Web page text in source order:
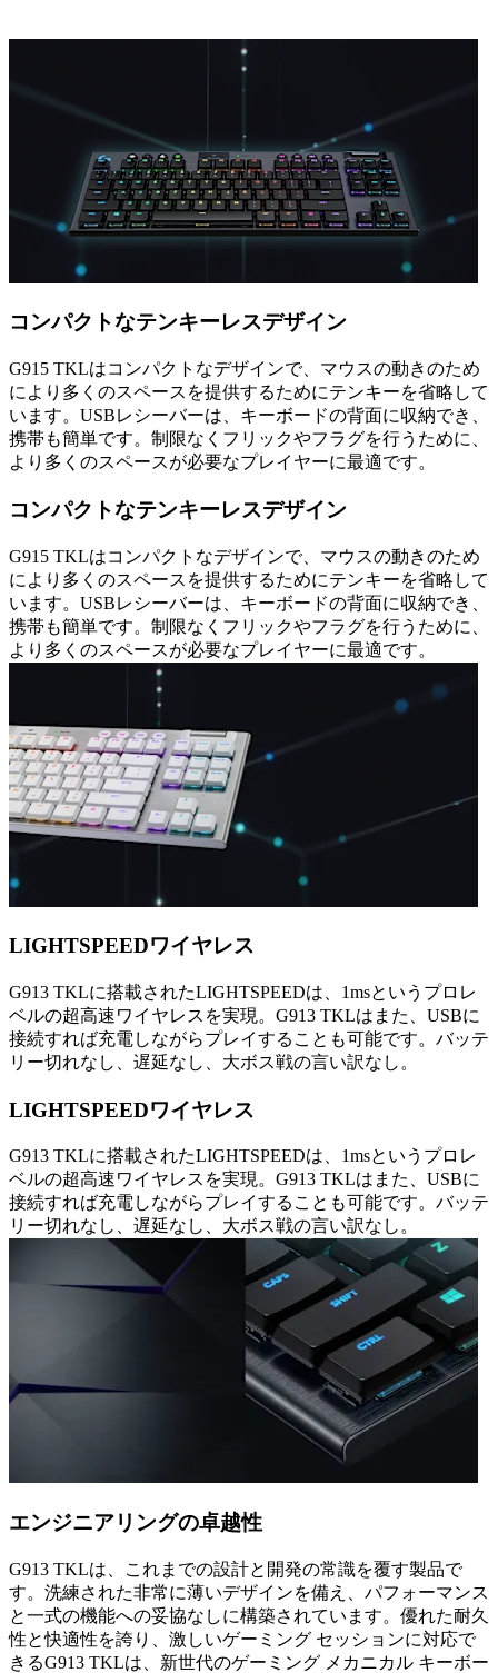
コンパクトなテンキーレスデザイン
G915 TKLはコンパクトなデザインで、マウスの動きのため
により多くのスペースを提供するためにテンキーを省略して
います。USBレシーバーは、キーボードの背面に収納でき、
携帯も簡単です。制限なくフリックやフラグを行うために、
より多くのスペースが必要なプレイヤーに最適です。
コンパクトなテンキーレスデザイン
G915 TKLはコンパクトなデザインで、マウスの動きのため
により多くのスペースを提供するためにテンキーを省略して
います。USBレシーバーは、キーボードの背面に収納でき、
携帯も簡単です。制限なくフリックやフラグを行うために、
より多くのスペースが必要なプレイヤーに最適です。
LIGHTSPEEDワイヤレス
G913 TKLに搭載されたLIGHTSPEEDは、1msというプロレ
ベルの超高速ワイヤレスを実現。G913 TKLはまた、USBに
接続すれば充電しながらプレイすることも可能です。バッテ
リー切れなし、遅延なし、大ボス戦の言い訳なし。
LIGHTSPEEDワイヤレス
G913 TKLに搭載されたLIGHTSPEEDは、1msというプロレ
ベルの超高速ワイヤレスを実現。G913 TKLはまた、USBに
接続すれば充電しながらプレイすることも可能です。バッテ
リー切れなし、遅延なし、大ボス戦の言い訳なし。
エンジニアリングの卓越性
G913 TKLは、これまでの設計と開発の常識を覆す製品で
す。洗練された非常に薄いデザインを備え、パフォーマンス
と一式の機能への妥協なしに構築されています。優れた耐久
性と快適性を誇り、激しいゲーミング セッションに対応で
きるG913 TKLは、新世代のゲーミング メカニカル キーボー